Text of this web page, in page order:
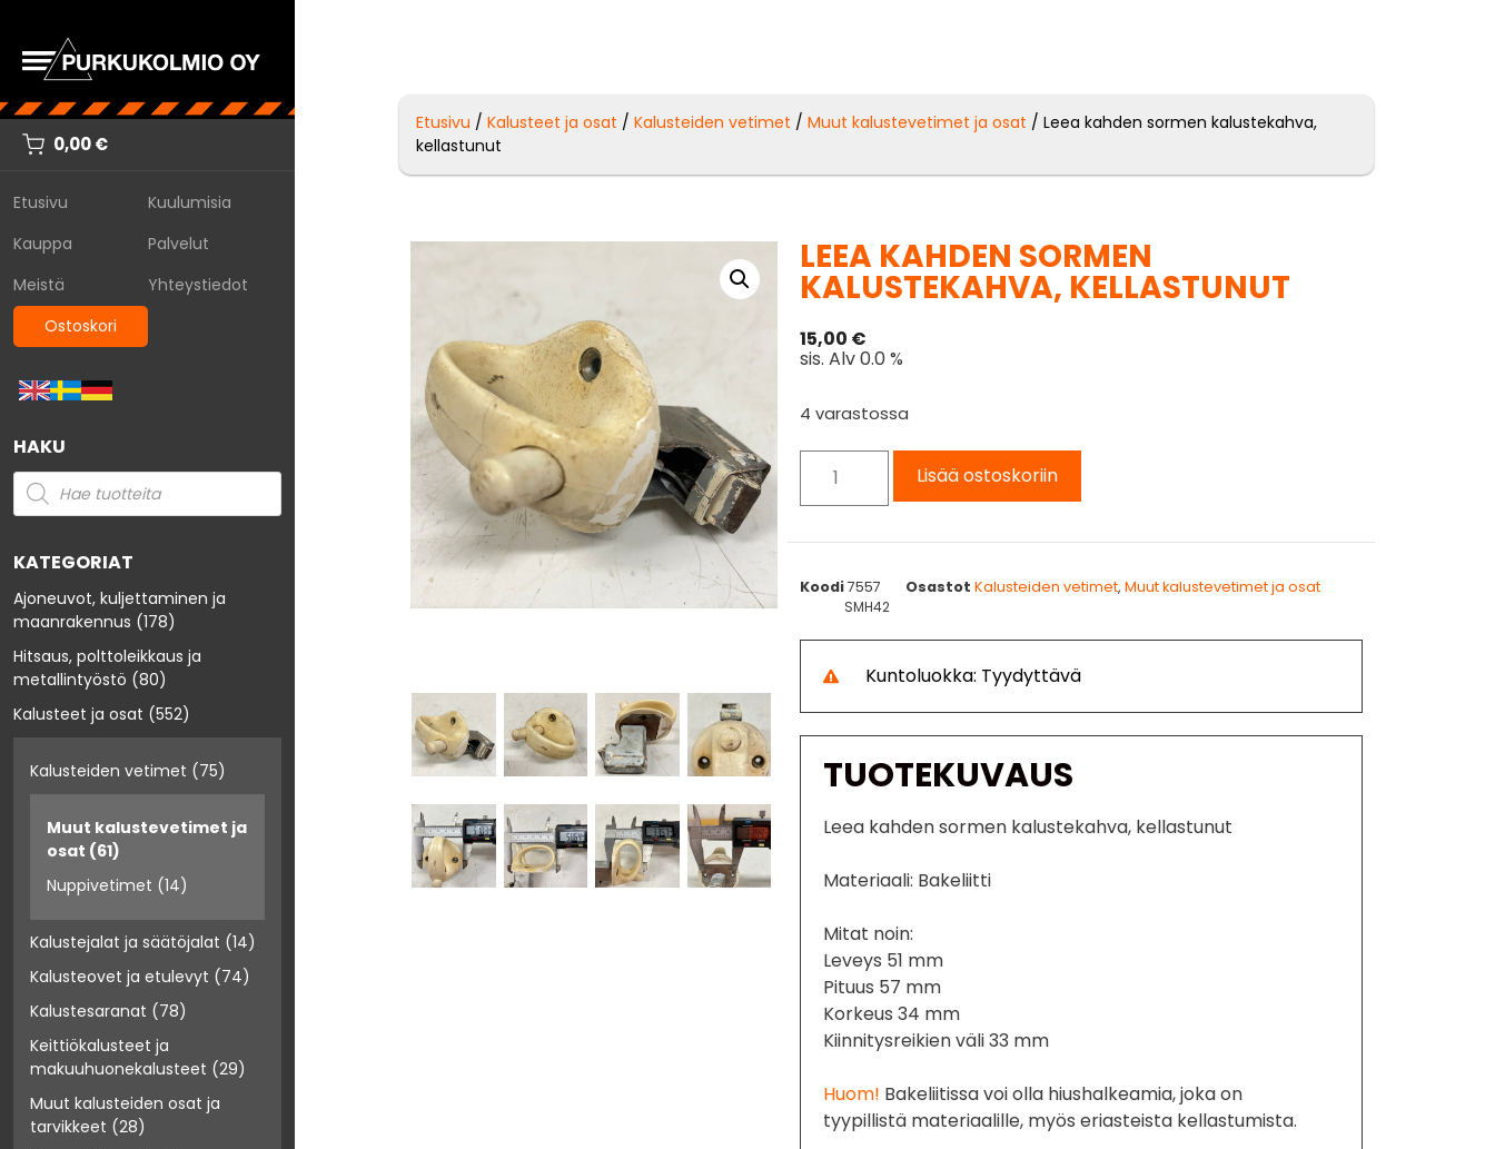
0,00€
Etusivu
Kuulumisia
Kauppa
Palvelut
Meistä
Yhteystiedot
Ostoskori
HAKU
KATEGORIAT
Ajoneuvot, kuljettaminen ja
maanrakennus (178)
Hitsaus, polttoleikkaus ja
metallintyöstö (80)
Kalusteet ja osat (552)
Kalusteiden vetimet (75)
Muut kalustevetimet ja
osat (61)
Nuppivetimet (14)
Kalustejalat ja säätöjalat (14)
Kalusteovet ja etulevyt (74)
Kalustesaranat (78)
Keittiökalusteet ja
makuuhuonekalusteet (29)
Muut kalusteiden osat ja
tarvikkeet (28)
Etusivu /Kalusteet ja osat /Kalusteiden vetimet /Muut kalustevetimet ja osat / Leea kahden sormen kalustekahva,
kellastunut
LEEA KAHDEN SORMEN
KALUSTEKAHVA, KELLASTUNUT
15,00 €
sis. Alv 0.0 %
4 varastossa
Lisää ostoskoriin
Koodi7557 Osastot Kalusteiden vetimet,Muut kalustevetimet ja osat
SMH42
Kuntoluokka: Tyydyttävä
TUOTEKUVAUS
Leea kahden sormen kalustekahva, kellastunut
Materiaali: Bakeliitti
Mitat noin:
Leveys 51 mm
Pituus 57 mm
Korkeus 34 mm
Kiinnitysreikien väli 33 mm
Huom! Bakeliitissa voi olla hiushalkeamia, joka on
tyypillistä materiaalille, myös eriasteista kellastumista.